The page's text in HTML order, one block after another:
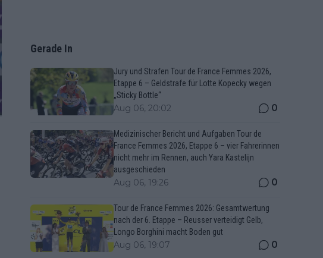
Gerade In
Jury und Strafen Tour de France Femmes 2026,
Etappe 6 – Geldstrafe für Lotte Kopecky wegen
„Sticky Bottle“
Aug 06, 20:02 0
Medizinischer Bericht und Aufgaben Tour de
France Femmes 2026, Etappe 6 – vier Fahrerinnen
nicht mehr im Rennen, auch Yara Kastelijn
ausgeschieden
Aug 06, 19:26 0
Tour de France Femmes 2026: Gesamtwertung
nach der 6. Etappe – Reusser verteidigt Gelb,
Longo Borghini macht Boden gut
Aug 06, 19:07 0